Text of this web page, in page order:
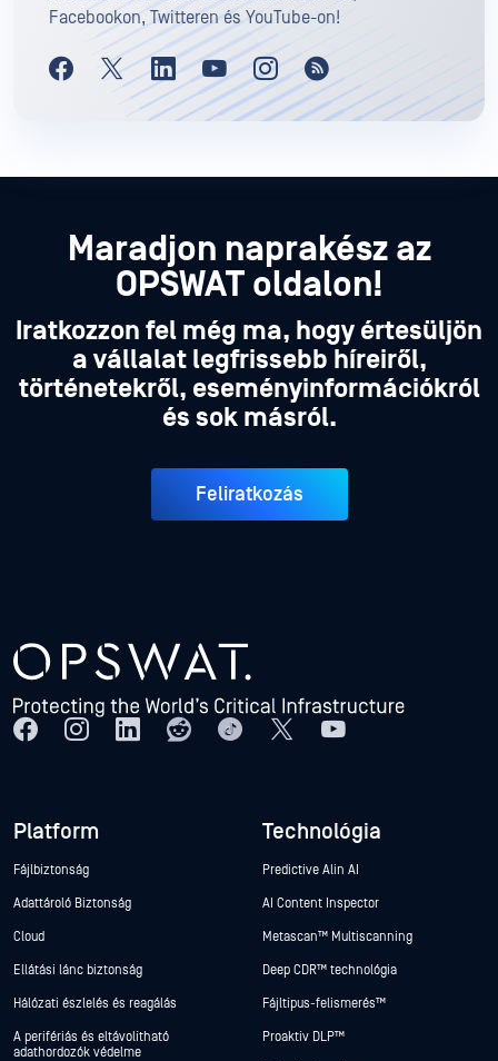
Facebookon, Twitteren és YouTube-on!
Maradjon naprakész az
OPSWAT oldalon!
Iratkozzon fel még ma, hogy értesüljön
a vállalat legfrissebb híreiről,
történetekről, eseményinformációkról
és sok másról.
Feliratkozás
Platform
Fájlbiztonság
Adattároló Biztonság
Cloud
Ellátási lánc biztonság
Hálózati észlelés és reagálás
A perifériás és eltávolítható
adathordozók védelme
Technológia
Predictive Alin AI
AI Content Inspector
Metascan™ Multiscanning
Deep CDR™ technológia
Fájltípus-felismerés™
Proaktív DLP™